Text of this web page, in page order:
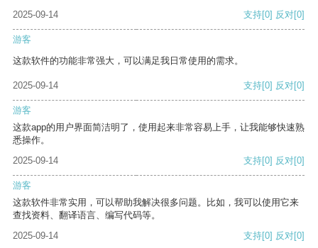
2025-09-14 支持[0] 反对[0]
游客
这款软件的功能非常强大，可以满足我日常使用的需求。
2025-09-14 支持[0] 反对[0]
游客
这款app的用户界面简洁明了，使用起来非常容易上手，让我能够快速熟
悉操作。
2025-09-14
支持[0] 反对[0]
游客
这款软件非常实用，可以帮助我解决很多问题。比如，我可以使用它来
查找资料、翻译语言、编写代码等。
2025-09-14
支持[0] 反对[0]